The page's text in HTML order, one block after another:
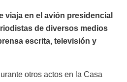
viaja en el avión presidencial
de diversos medios
escrita, televisión y
otros actos en la Casa